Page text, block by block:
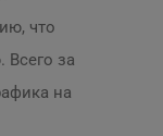
что
за
на